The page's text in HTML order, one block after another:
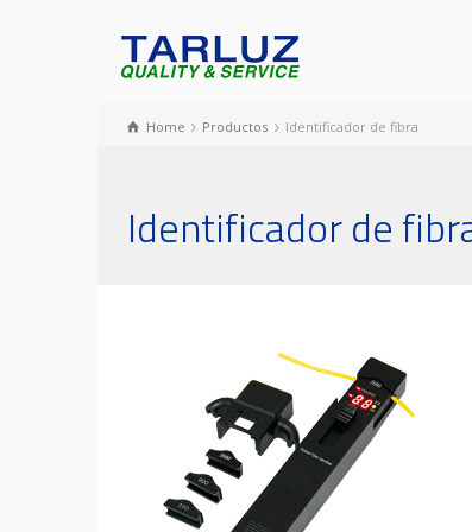
Home Productos Identificador de fibra
Identificador de